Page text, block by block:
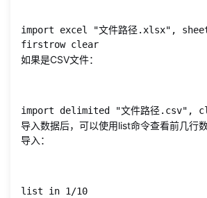
import excel "文件路径.xlsx",
firstrow clear
如果是CSV文件：
import delimited "文件路径.csv",
导入数据后，可以使用list命令查看前几行
导入：
list in 1/10